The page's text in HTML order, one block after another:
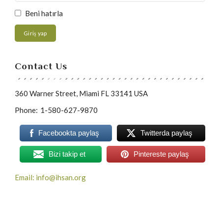
Beni hatırla
Giriş yap
Contact Us
360 Warner Street, Miami FL 33141 USA
Phone: 1-580-627-9870
Facebookta paylaş Twitterda paylaş
Bizi takip et Pintereste paylaş
Email: info@ihsan.org